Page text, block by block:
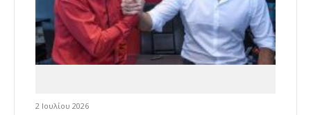
2 Ιουλίου 2026